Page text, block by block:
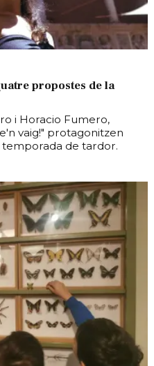
propostes de la
i Horacio Fumero,
vaig!" protagonitzen
de tardor.